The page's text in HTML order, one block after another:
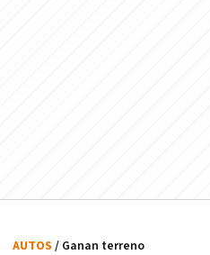
AUTOS / Ganan terreno